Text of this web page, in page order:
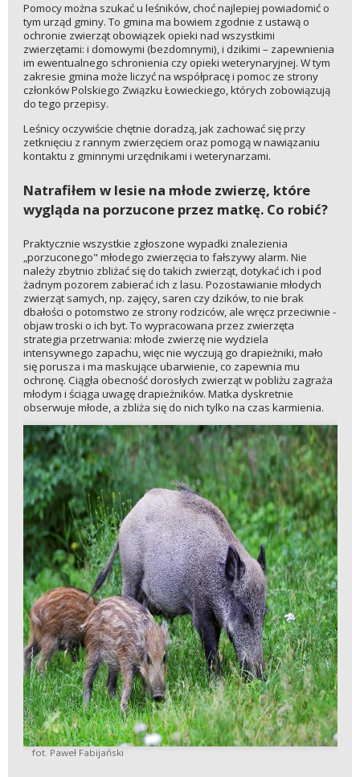
Pomocy można szukać u leśników, choć najlepiej powiadomić o
tym urząd gminy. To gmina ma bowiem zgodnie z ustawą o
ochronie zwierząt obowiązek opieki nad wszystkimi
zwierzętami: i domowymi (bezdomnymi), i dzikimi – zapewnienia
im ewentualnego schronienia czy opieki weterynaryjnej. W tym
zakresie gmina może liczyć na współpracę i pomoc ze strony
członków Polskiego Związku Łowieckiego, których zobowiązują
do tego przepisy.
Leśnicy oczywiście chętnie doradzą, jak zachować się przy
zetknięciu z rannym zwierzęciem oraz pomogą w nawiązaniu
kontaktu z gminnymi urzędnikami i weterynarzami.
Natrafiłem w lesie na młode zwierzę, które
wygląda na porzucone przez matkę. Co robić?
Praktycznie wszystkie zgłoszone wypadki znalezienia
„porzuconego" młodego zwierzęcia to fałszywy alarm. Nie
należy zbytnio zbliżać się do takich zwierząt, dotykać ich i pod
żadnym pozorem zabierać ich z lasu. Pozostawianie młodych
zwierząt samych, np. zajęcy, saren czy dzików, to nie brak
dbałości o potomstwo ze strony rodziców, ale wręcz przeciwnie -
objaw troski o ich byt. To wypracowana przez zwierzęta
strategia przetrwania: młode zwierzę nie wydziela
intensywnego zapachu, więc nie wyczują go drapieżniki, mało
się porusza i ma maskujące ubarwienie, co zapewnia mu
ochronę. Ciągła obecność dorosłych zwierząt w pobliżu zagraża
młodym i ściąga uwagę drapieżników. Matka dyskretnie
obserwuje młode, a zbliża się do nich tylko na czas karmienia.
fot. Paweł Fabijański